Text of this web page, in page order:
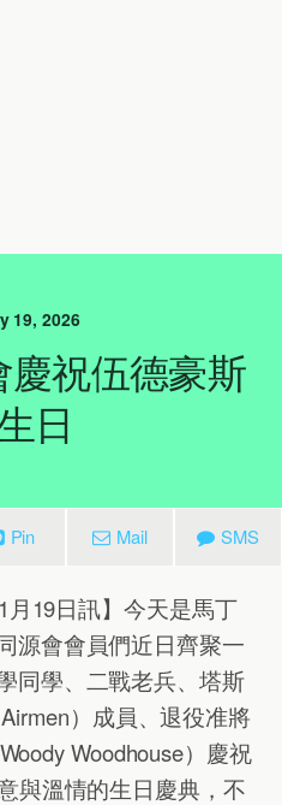
19, 2026
祝伍德豪斯
日
Pin Mail SMS
月19日訊】今天是馬丁
源會會員們近日齊聚一
同學、二戰老兵、塔斯
）成員、退役准將
Woodhouse）慶祝
與溫情的生日慶典，不